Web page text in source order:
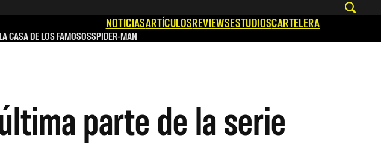
NOTICIASARTÍCULOSREVIEWSESTUDIOSCARTELERA
CASA DE LOS FAMOSOSSPIDER-MAN
parte de la serie